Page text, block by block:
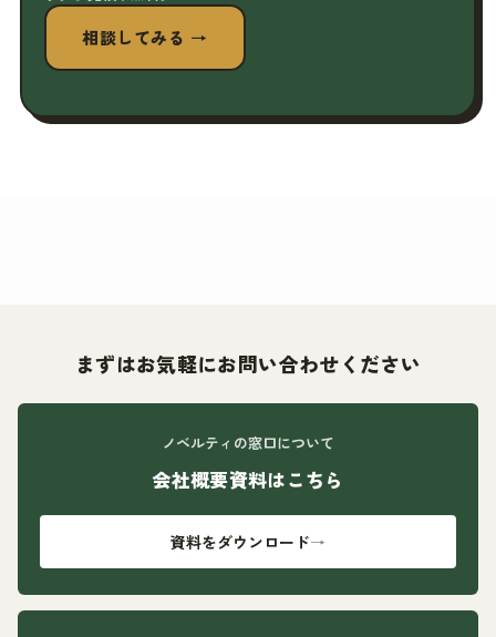
相談してみる →
まずはお気軽にお問い合わせください
ノベルティの窓口について
会社概要資料はこちら
資料をダウンロード→